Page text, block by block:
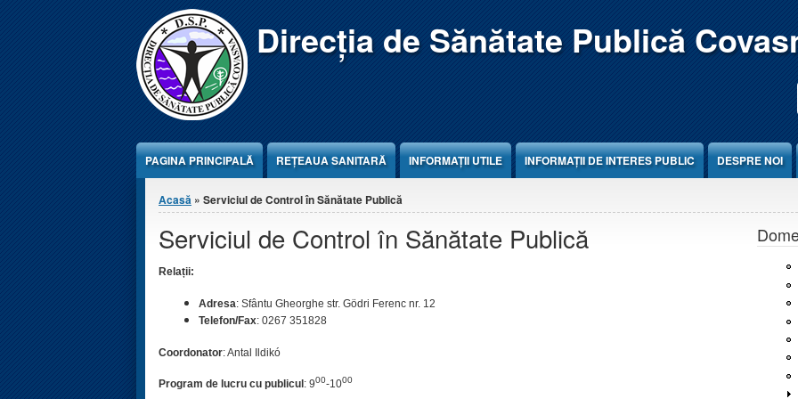
Direcția de Sănătate Publică
PAGINA PRINCIPALĂ REŢEAUA SANITARĂ INFORMAȚII UTILE INFORMAȚII DE INTERES PUBLIC DESPRE NOI
Eşti aici
Acasă » Serviciul de Control în Sănătate Publică
Serviciul de Control în Sănătate Publică
Relații:
Adresa: Sfântu Gheorghe str. Gödri Ferenc nr. 12
Telefon/Fax: 0267 351828
Coordonator: Antal Ildikó
Program de lucru cu publicul : 900-1000